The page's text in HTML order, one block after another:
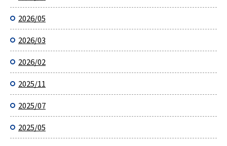
2026/05
2026/03
2026/02
2025/11
2025/07
2025/05